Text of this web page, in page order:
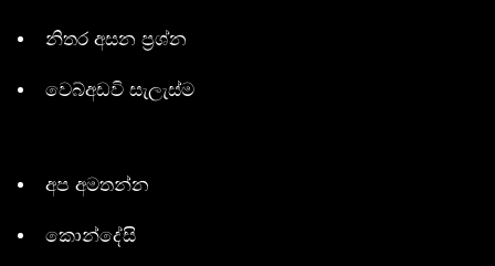
නිතර අසන ප්‍රශ්න
වෙබ්අඩවි සැලැස්ම
අප අමතන්න
කොන්දේසි